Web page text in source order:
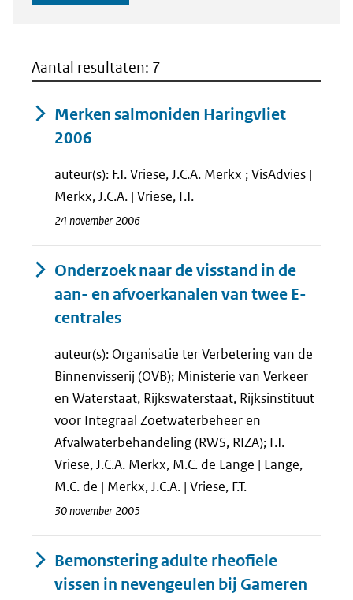
Aantal resultaten: 7
Merken salmoniden Haringvliet
2006
auteur(s): F.T. Vriese, J.C.A. Merkx ; VisAdvies |
Merkx, J.C.A. | Vriese, F.T.
24 november 2006
Onderzoek naar de visstand in de
aan- en afvoerkanalen van twee E-
centrales
auteur(s): Organisatie ter Verbetering van de
Binnenvisserij (OVB); Ministerie van Verkeer
en Waterstaat, Rijkswaterstaat, Rijksinstituut
voor Integraal Zoetwaterbeheer en
Afvalwaterbehandeling (RWS, RIZA); F.T.
Vriese, J.C.A. Merkx, M.C. de Lange | Lange,
M.C. de | Merkx, J.C.A. | Vriese, F.T.
30 november 2005
Bemonstering adulte rheofiele
vissen in nevengeulen bij Gameren